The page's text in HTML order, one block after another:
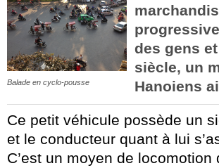
Balade en cyclo-pousse
des gens
siècle, un
Hanoiens
Ce petit véhicule possède un
et le conducteur quant à lui
C’est un moyen de